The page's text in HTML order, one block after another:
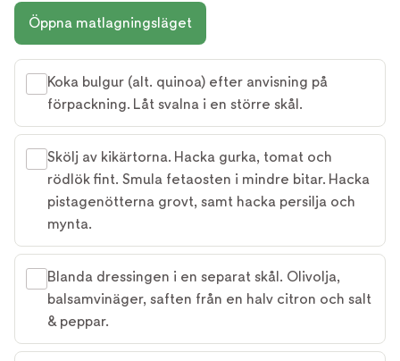
Öppna matlagningsläget
Koka bulgur (alt. quinoa) efter anvisning på
förpackning. Låt svalna i en större skål.
Skölj av kikärtorna. Hacka gurka, tomat och
rödlök fint. Smula fetaosten i mindre bitar. Hacka
pistagenötterna grovt, samt hacka persilja och
mynta.
Blanda dressingen i en separat skål. Olivolja,
balsamvinäger, saften från en halv citron och salt
& peppar.